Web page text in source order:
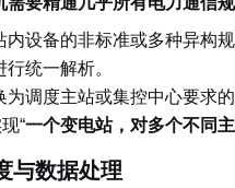
内设备的非标准或多种异构
统一解析。
为调度主站或集控中心要求的
“一个变电站，对多个不同
与数据处理